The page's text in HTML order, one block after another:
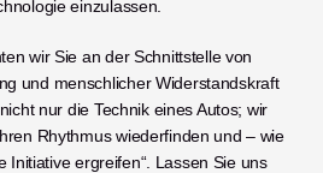
einzulassen.
wir Sie an der Schnittstelle von
und menschlicher Widerstandskraft
nur die Technik eines Autos; wir
Rhythmus wiederfinden und – wie
Initiative ergreifen“. Lassen Sie uns